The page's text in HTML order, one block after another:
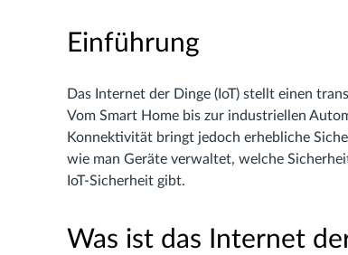
Einführung
Das Internet der Dinge (IoT) stellt einen
Vom Smart Home bis zur industriellen
Konnektivität bringt jedoch erhebliche
wie man Geräte verwaltet, welche
IoT-Sicherheit gibt.
Was ist das Internet